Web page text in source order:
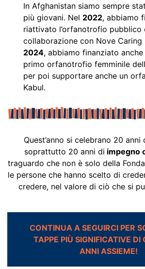
In Afghanistan siamo sempre
più giovani. Nel 2022, abbiamo
riattivato l’orfanotrofio pubblico
collaborazione con Nove Caring
2024, abbiamo finanziato anche
primo orfanotrofio femminile
per poi supportare anche un
Kabul.
Quest’anno si celebrano 20
soprattutto 20 anni di impegno
traguardo che non è solo della
le persone che hanno scelto di
credere, nel valore di ciò che si
CONTINUA A SEGUIRCI PER
TAPPE PIÙ SIGNIFICATIVE DI
ANNI ASSIEME!